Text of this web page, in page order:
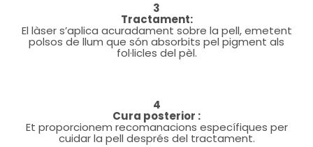
3
Tractament:
El làser s’aplica acuradament sobre la pell, emetent
polsos de llum que són absorbits pel pigment als
fol·licles del pèl.
4
Cura posterior :
Et proporcionem recomanacions específiques per
cuidar la pell després del tractament.